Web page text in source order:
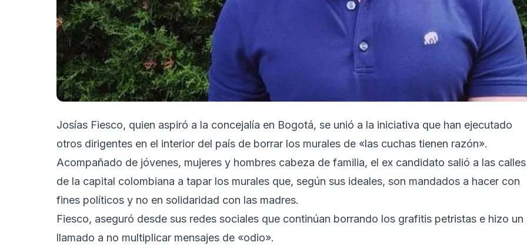
Josías Fiesco, quien aspiró a la concejalía en Bogotá, se unió a la iniciativa que han ejecutado
otros dirigentes en el interior del país de borrar los murales de «las cuchas tienen razón».
Acompañado de jóvenes, mujeres y hombres cabeza de familia, el ex candidato salió a las calles
de la capital colombiana a tapar los murales que, según sus ideales, son mandados a hacer con
fines políticos y no en solidaridad con las madres.
Fiesco, aseguró desde sus redes sociales que continúan borrando los grafitis petristas e hizo un
llamado a no multiplicar mensajes de «odio».